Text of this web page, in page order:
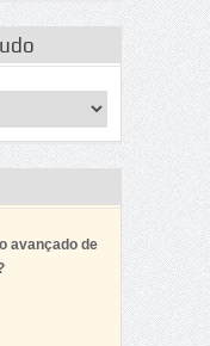
avançado de